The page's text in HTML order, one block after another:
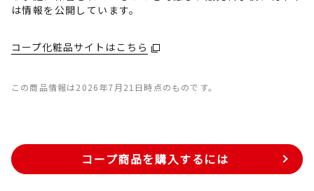
は情報を公開しています。
コープ化粧品サイトはこちら
この商品情報は2026年7月21日時点のものです。
コープ商品を購入するには